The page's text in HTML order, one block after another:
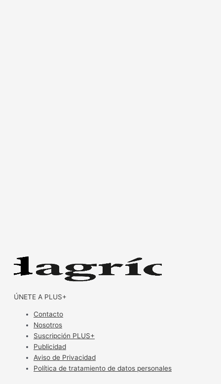
ÚNETE A PLUS+
Contacto
Nosotros
Suscripción PLUS+
Publicidad
Aviso de Privacidad
Política de tratamiento de datos personales